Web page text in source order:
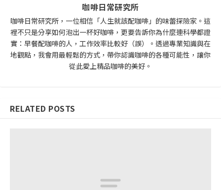
咖啡日常研究所
咖啡日常研究所，一位相信「人生就該配咖啡」的味蕾探險家。這
裡不只是分享如何泡出一杯好咖啡，更要告訴你為什麼連科學都證
實：早餐配咖啡的人，工作效率比較好（誤）。透過專業知識與在
地觀點，我會用最輕鬆的方式，帶你認識咖啡的各種可能性，讓你
從此愛上精品咖啡的美好。
RELATED POSTS